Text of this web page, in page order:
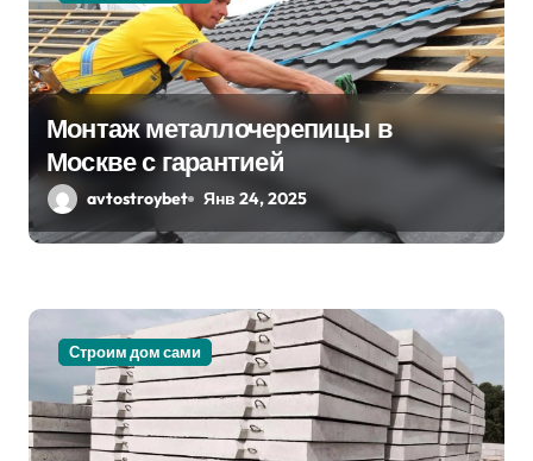
Монтаж металлочерепицы в
Москве с гарантией
avtostroybet Янв 24, 2025
Строим дом сами